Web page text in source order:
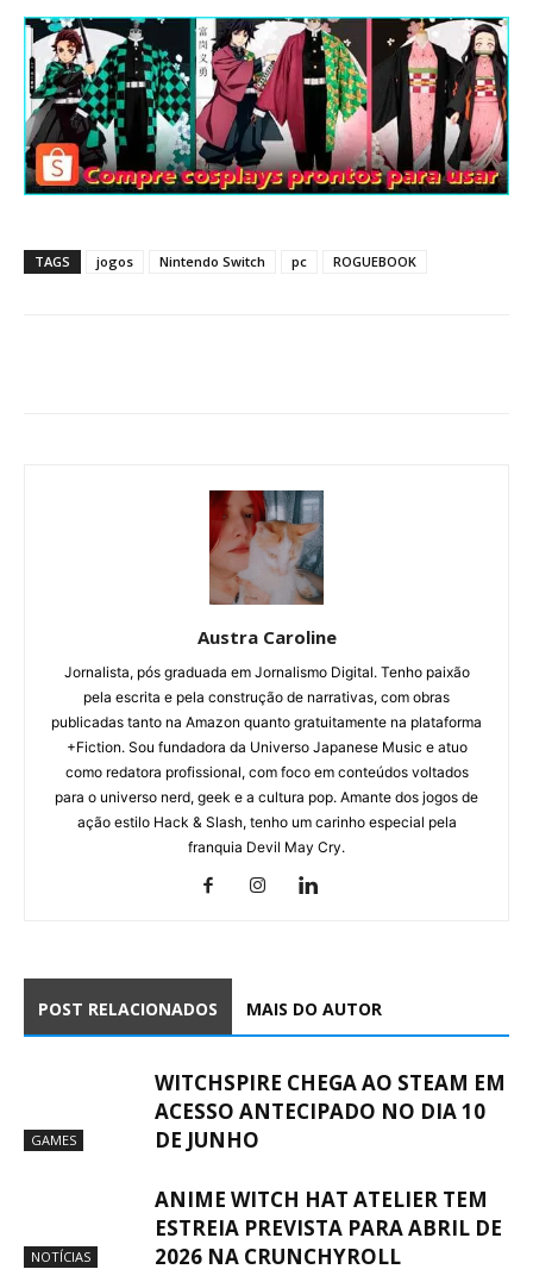
TAGS jogos Nintendo Switch pc ROGUEBOOK
Austra Caroline
Jornalista, pós graduada em Jornalismo Digital. Tenho paixão
pela escrita e pela construção de narrativas, com obras
publicadas tanto na Amazon quanto gratuitamente na plataforma
+Fiction. Sou fundadora da Universo Japanese Music e atuo
como redatora profissional, com foco em conteúdos voltados
para o universo nerd, geek e a cultura pop. Amante dos jogos de
ação estilo Hack & Slash, tenho um carinho especial pela
franquia Devil May Cry.
POST RELACIONADOS MAIS DO AUTOR
GAMES
WITCHSPIRE CHEGA AO STEAM EM
ACESSO ANTECIPADO NO DIA 10
DE JUNHO
NOTÍCIAS
ANIME WITCH HAT ATELIER TEM
ESTREIA PREVISTA PARA ABRIL DE
2026 NA CRUNCHYROLL